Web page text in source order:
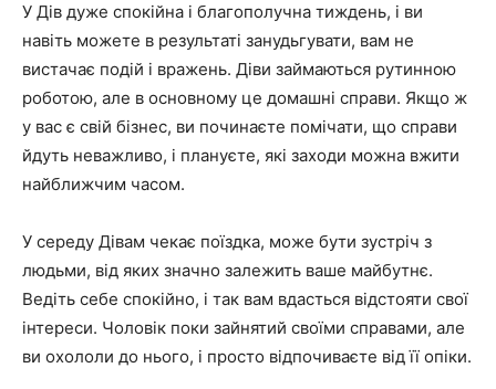
У Дів дуже спокійна і благополучна тиждень, і ви
навіть можете в результаті занудьгувати, вам не
вистачає подій і вражень. Діви займаються рутинною
роботою, але в основному це домашні справи. Якщо ж
у вас є свій бізнес, ви починаєте помічати, що справи
йдуть неважливо, і плануєте, які заходи можна вжити
найближчим часом.
У середу Дівам чекає поїздка, може бути зустріч з
людьми, від яких значно залежить ваше майбутнє.
Ведіть себе спокійно, і так вам вдасться відстояти свої
інтереси. Чоловік поки зайнятий своїми справами, але
ви охололи до нього, і просто відпочиваєте від її опіки.